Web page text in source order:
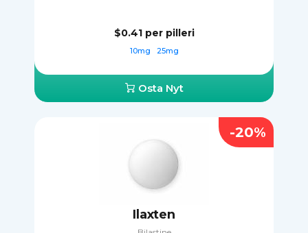
$0.41 per pilleri
10mg 25mg
Osta Nyt
Ilaxten
-20%